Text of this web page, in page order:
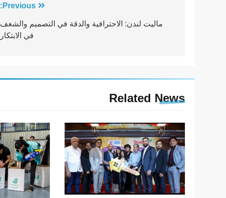
المقالات
Previous:
ماليت لندن: الاحترافية والدقة في التصميم والشغف
في الابتكار
Related News